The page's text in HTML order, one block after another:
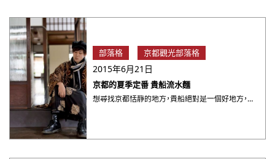
部落格 京都觀光部落格
2015年6月21日
京都的夏季定番 貴船流水麵
想尋找京都恬靜的地方，貴船絕對是一個好地方，雖然偶然還是有很多觀光客，但被樹及溪澗包圍著的貴船，一踏出車站，就 ・・・